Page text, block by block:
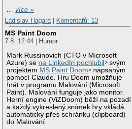
…více »
Ladislav Hagara
Komentářů: 13
MS Paint Doom
7.8. 12:44 | Humor
Mark Russinovich (CTO v Microsoft
Azure) se na LinkedIn pochlubil
svým
projektem MS Paint Doom
napsaným
pomocí Claude. Hru Doom umožňuje
hrát v programu Malování (Microsoft
Paint). Malování funguje jako monitor.
Herní engine (ViZDoom) běží na pozadí
a každý vykreslený snímek hry vkládá
automaticky přes schránku (clipboard)
do Malování.